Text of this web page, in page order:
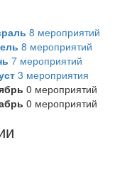
8 мероприятий
8 мероприятий
7 мероприятий
3 мероприятия
0 мероприятий
0 мероприятий